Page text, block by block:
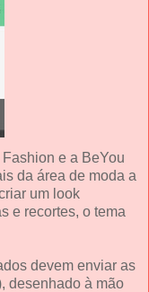
e a BeYou
da área de moda a
um look
e recortes, o tema
devem enviar as
desenhado à mão